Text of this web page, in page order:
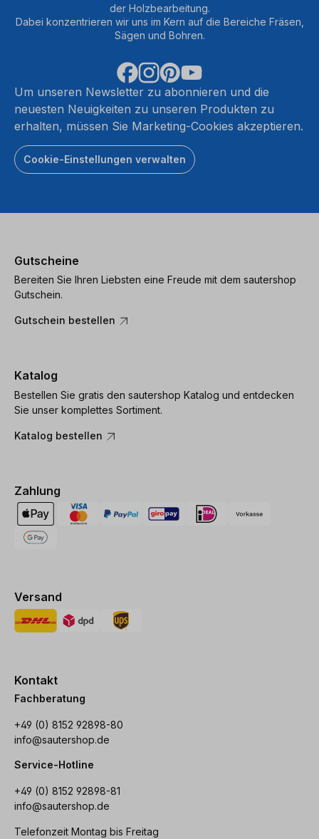
der Holzbearbeitung.
Dabei konzentrieren wir uns im Kern auf die Bereiche Fräsen,
Sägen und Bohren.
Um unseren Newsletter zu abonnieren und die
neuesten Neuigkeiten zu unseren Produkten zu
erhalten, müssen Sie Marketing-Cookies akzeptieren.
Cookie-Einstellungen verwalten
Gutscheine
Bereiten Sie Ihren Liebsten eine Freude mit dem sautershop
Gutschein.
Gutschein bestellen
Katalog
Bestellen Sie gratis den sautershop Katalog und entdecken
Sie unser komplettes Sortiment.
Katalog bestellen
Zahlung
Versand
Kontakt
Fachberatung
+49 (0) 8152 92898-80
info@sautershop.de
Service-Hotline
+49 (0) 8152 92898-81
info@sautershop.de
Telefonzeit Montag bis Freitag